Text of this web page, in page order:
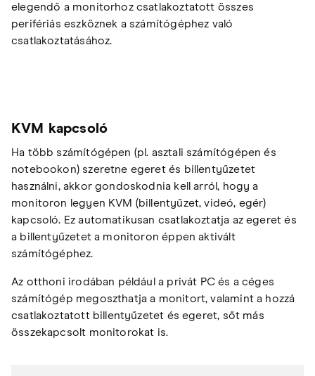
elegendő a monitorhoz csatlakoztatott összes
perifériás eszköznek a számítógéphez való
csatlakoztatásához.
KVM kapcsoló
Ha több számítógépen (pl. asztali számítógépen és
notebookon) szeretne egeret és billentyűzetet
használni, akkor gondoskodnia kell arról, hogy a
monitoron legyen KVM (billentyűzet, videó, egér)
kapcsoló. Ez automatikusan csatlakoztatja az egeret és
a billentyűzetet a monitoron éppen aktivált
számítógéphez.
Az otthoni irodában például a privát PC és a céges
számítógép megoszthatja a monitort, valamint a hozzá
csatlakoztatott billentyűzetet és egeret, sőt más
összekapcsolt monitorokat is.